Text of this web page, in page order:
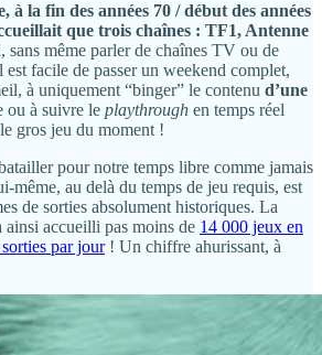
à la fin des années 70 / début des années
que trois chaînes : TF1, Antenne
sans même parler de chaînes TV ou de
est facile de passer un weekend complet,
à uniquement “binger” le contenu d’une
ou à suivre le playthrough en temps réel
gros jeu du moment !
pour notre temps libre comme jamais
même, au delà du temps de jeu requis, est
de sorties absolument historiques. La
ainsi accueilli pas moins de 14 000 jeux en
par jour! Un chiffre ahurissant, à